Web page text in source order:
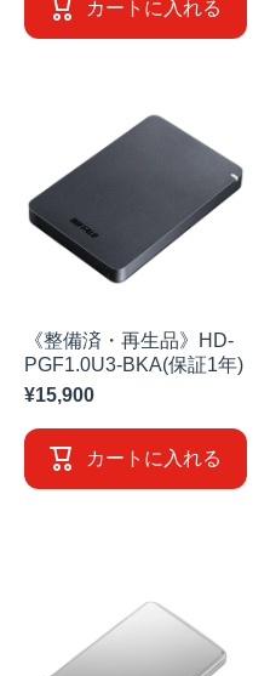
カートに入れる
《整備済・再生品》HD-
PGF1.0U3-BKA(保証1年)
¥15,900
カートに入れる